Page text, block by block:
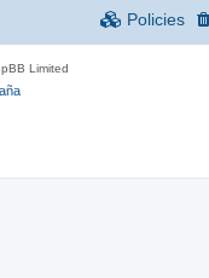
Policies
Limited